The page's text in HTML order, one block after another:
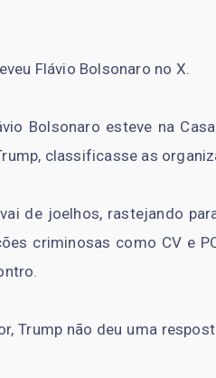
Flávio Bolsonaro no X.
Bolsonaro esteve na
classificasse as
de joelhos, rastejando
criminosas como CV e
Trump não deu uma